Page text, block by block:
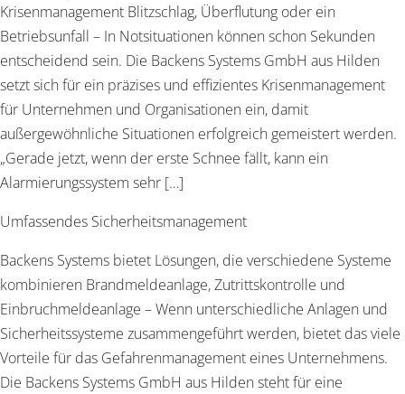
Krisenmanagement Blitzschlag, Überflutung oder ein
Betriebsunfall – In Notsituationen können schon Sekunden
entscheidend sein. Die Backens Systems GmbH aus Hilden
setzt sich für ein präzises und effizientes Krisenmanagement
für Unternehmen und Organisationen ein, damit
außergewöhnliche Situationen erfolgreich gemeistert werden.
„Gerade jetzt, wenn der erste Schnee fällt, kann ein
Alarmierungssystem sehr […]
Umfassendes Sicherheitsmanagement
Backens Systems bietet Lösungen, die verschiedene Systeme
kombinieren Brandmeldeanlage, Zutrittskontrolle und
Einbruchmeldeanlage – Wenn unterschiedliche Anlagen und
Sicherheitssysteme zusammengeführt werden, bietet das viele
Vorteile für das Gefahrenmanagement eines Unternehmens.
Die Backens Systems GmbH aus Hilden steht für eine